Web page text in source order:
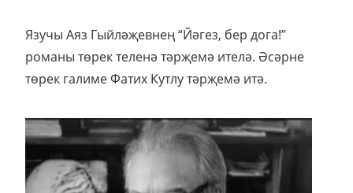
Язучы Аяз Гыйләҗевнең “Йәгез, бер дога!”
романы төрек теленә тәрҗемә ителә. Әсәрне
төрек галиме Фатих Кутлу тәрҗемә итә.